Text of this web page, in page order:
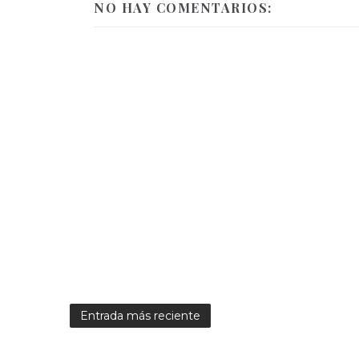
NO HAY COMENTARIOS:
Entrada más reciente